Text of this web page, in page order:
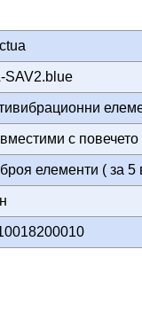
SAV2.blue
с
елементи ( за 5